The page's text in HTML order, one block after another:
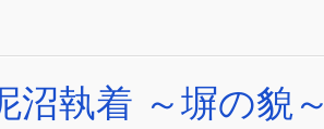
沼執着 ～塀の貌～